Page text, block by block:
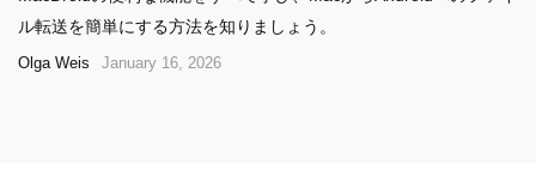
ル転送を簡単にする方法を知りましょう。
Olga Weis January 16, 2026